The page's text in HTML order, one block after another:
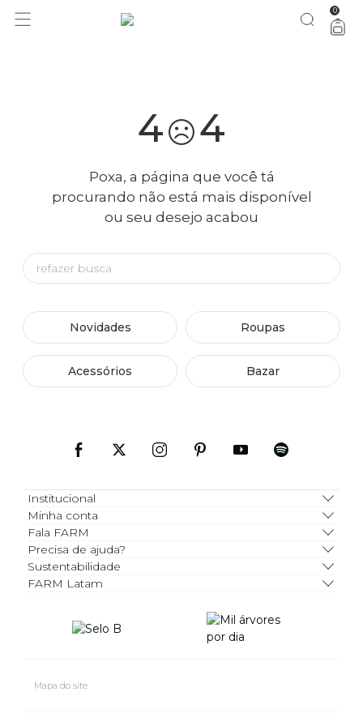
você merece 30% OFF pra comemorar com a gente aproveita! 0
4 4
Poxa, a página que você tá
procurando não está mais disponível
ou seu desejo acabou
Novidades Roupas
Acessórios Bazar
Institucional
Minha conta
Fala FARM
Precisa de ajuda?
Sustentabilidade
FARM Latam
Mapa do site